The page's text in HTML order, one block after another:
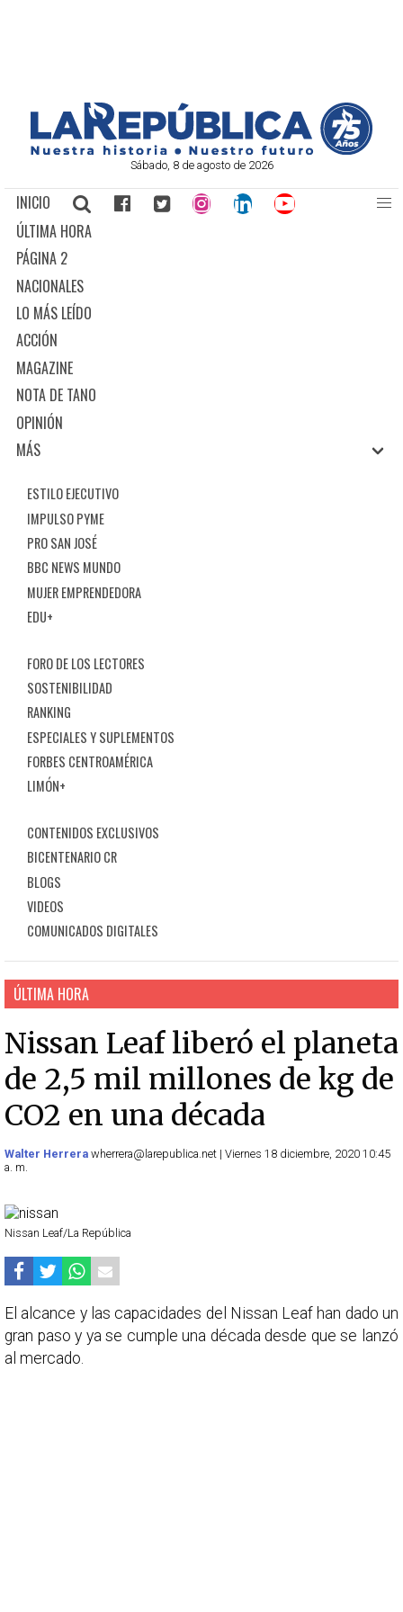
Sábado, 8 de agosto de 2026
INICIO
ÚLTIMA HORA
PÁGINA 2
NACIONALES
LO MÁS LEÍDO
ACCIÓN
MAGAZINE
NOTA DE TANO
OPINIÓN
MÁS
ESTILO EJECUTIVO
IMPULSO PYME
PRO SAN JOSÉ
BBC NEWS MUNDO
MUJER EMPRENDEDORA
EDU+
FORO DE LOS LECTORES
SOSTENIBILIDAD
RANKING
ESPECIALES Y SUPLEMENTOS
FORBES CENTROAMÉRICA
LIMÓN+
CONTENIDOS EXCLUSIVOS
BICENTENARIO CR
BLOGS
VIDEOS
COMUNICADOS DIGITALES
ÚLTIMA HORA
Nissan Leaf liberó el planeta
de 2,5 mil millones de kg de
CO2 en una década
Walter Herrera wherrera@larepublica.net | Viernes 18 diciembre, 2020 10:45
a. m.
Nissan Leaf/La República
El alcance y las capacidades del Nissan Leaf han dado un
gran paso y ya se cumple una década desde que se lanzó
al mercado.